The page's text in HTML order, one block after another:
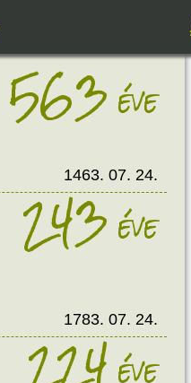
563 éve
1463. 07. 24.
243éve
1783. 07. 24.
224éve